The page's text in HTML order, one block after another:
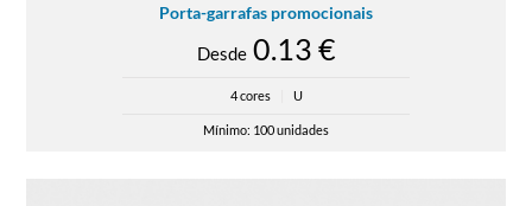
Porta-garrafas promocionais
Desde0.13 €
4 cores U
Mínimo: 100 unidades